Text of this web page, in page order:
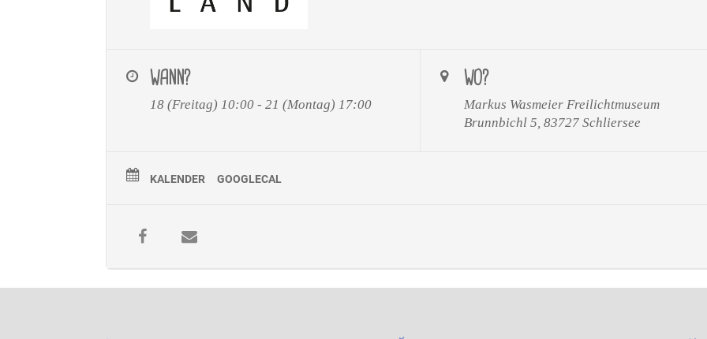
WANN?
18 (Freitag) 10:00 - 21 (Montag) 17:00
WO?
Markus Wasmeier Freilichtmuseum
Brunnbichl 5, 83727 Schliersee
KALENDER GOOGLECAL